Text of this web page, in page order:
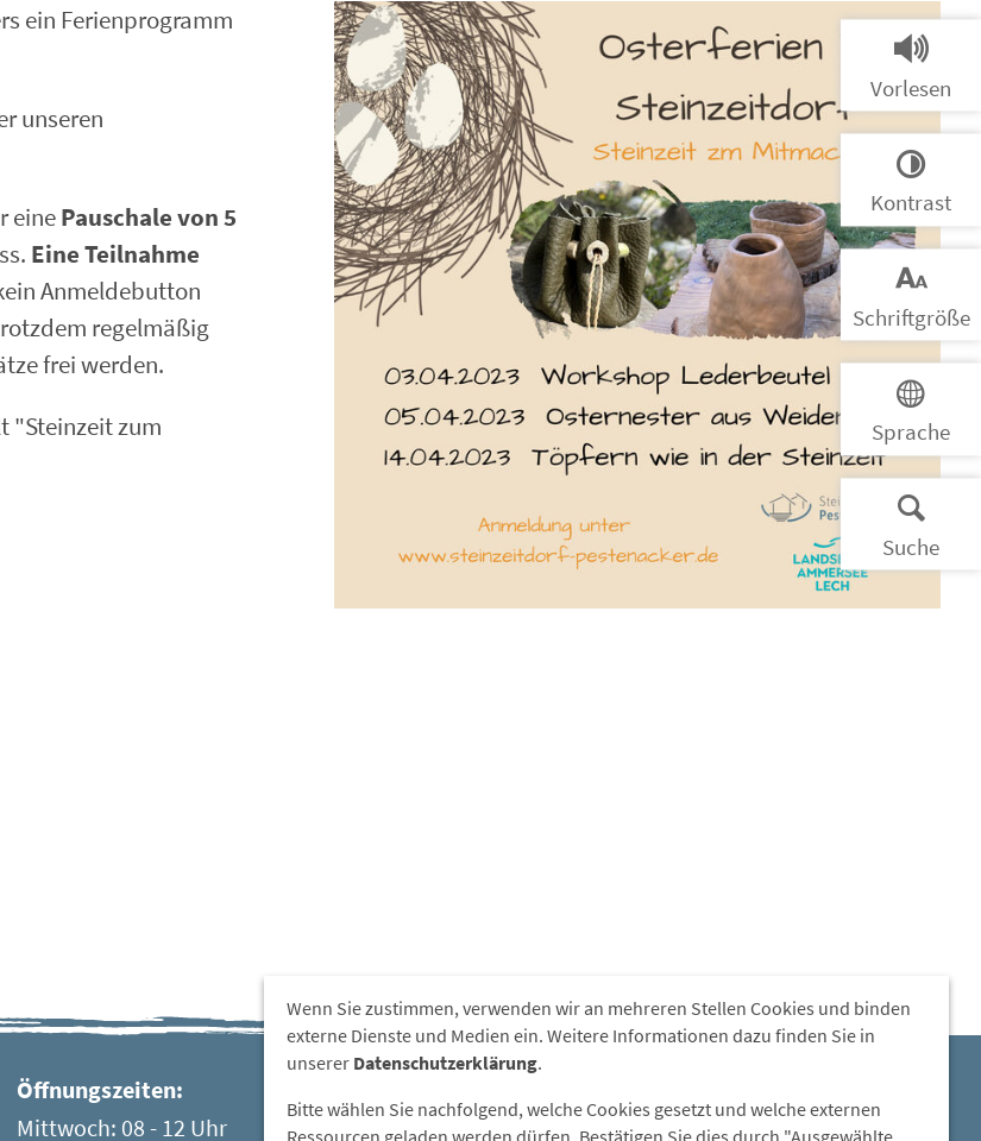
ein Ferienprogramm
unseren
einePauschale von 5
Eine Teilnahme
Anmeldebutton
regelmäßig
frei werden.
"Steinzeit zum
Öffnungszeiten:
Mittwoch: 08 - 12 Uhr
steinzeitdorf-pestenacker@lra-
Vorlesen
Kontrast
Schrift­größe
Sprache
Suche
Wenn Sie zustimmen, verwenden wir an mehreren Stellen Cookies und binden
externe Dienste und Medien ein. Weitere Informationen dazu finden Sie in
unserer Datenschutzerklärung.
Bitte wählen Sie nachfolgend, welche Cookies gesetzt und welche externen
Ressourcen geladen werden dürfen. Bestätigen Sie dies durch "Ausgewählte